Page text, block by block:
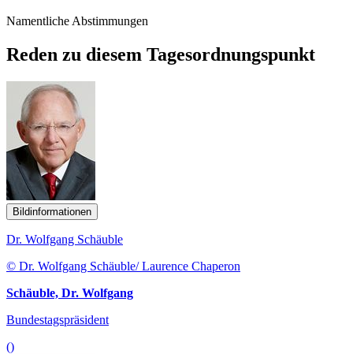
Namentliche Abstimmungen
Reden zu diesem Tagesordnungspunkt
Bildinformationen
Dr. Wolfgang Schäuble
© Dr. Wolfgang Schäuble/ Laurence Chaperon
Schäuble, Dr. Wolfgang
Bundestagspräsident
()